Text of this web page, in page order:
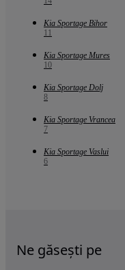
Kia Sportage Bihor
11
Kia Sportage Mures
10
Kia Sportage Dolj
8
Kia Sportage Vrancea
7
Kia Sportage Vaslui
6
Ne găsești pe